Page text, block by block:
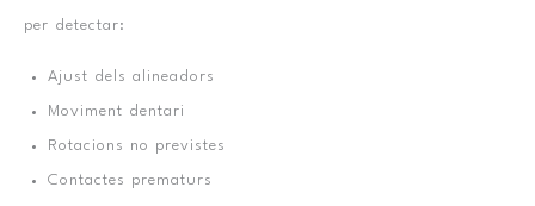
per detectar:
Ajust dels alineadors
Moviment dentari
Rotacions no previstes
Contactes prematurs